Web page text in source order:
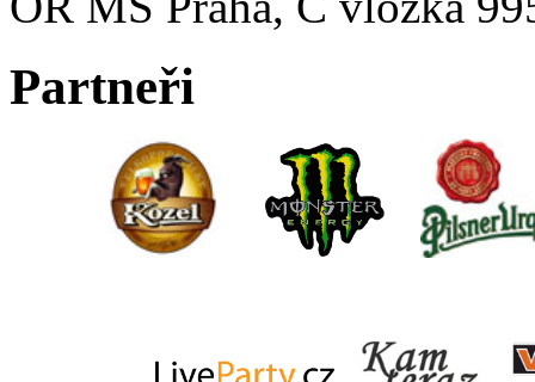
Partneři